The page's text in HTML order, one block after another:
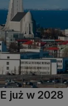
już w 2028